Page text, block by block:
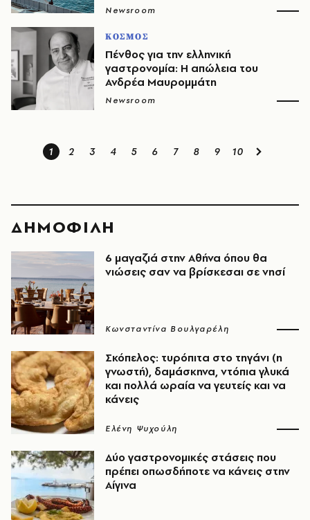
Newsroom
ΚΟΣΜΟΣ
Πένθος για την ελληνική
γαστρονομία: Η απώλεια του
Ανδρέα Μαυρομμάτη
Newsroom
1 2 3 4 5 6 7 8 9 10
ΔΗΜΟΦΙΛΗ
6 μαγαζιά στην Αθήνα όπου θα
νιώσεις σαν να βρίσκεσαι σε νησί
Κωνσταντίνα Βουλγαρέλη
Σκόπελος: τυρόπιτα στο τηγάνι (η
γνωστή), δαμάσκηνα, ντόπια γλυκά
και πολλά ωραία να γευτείς και να
κάνεις
Ελένη Ψυχούλη
Δύο γαστρονομικές στάσεις που
πρέπει οπωσδήποτε να κάνεις στην
Αίγινα